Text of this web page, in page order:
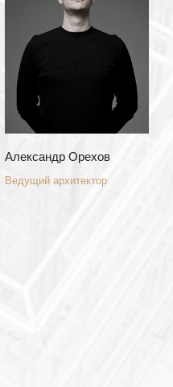
Александр Орехов
Ведущий архитектор